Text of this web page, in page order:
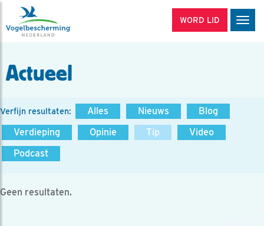
WORD LID
Actueel
Verfijn resultaten: Alles Nieuws
Blog
Verdieping
Opinie Tip
Video
Podcast
Geen resultaten.